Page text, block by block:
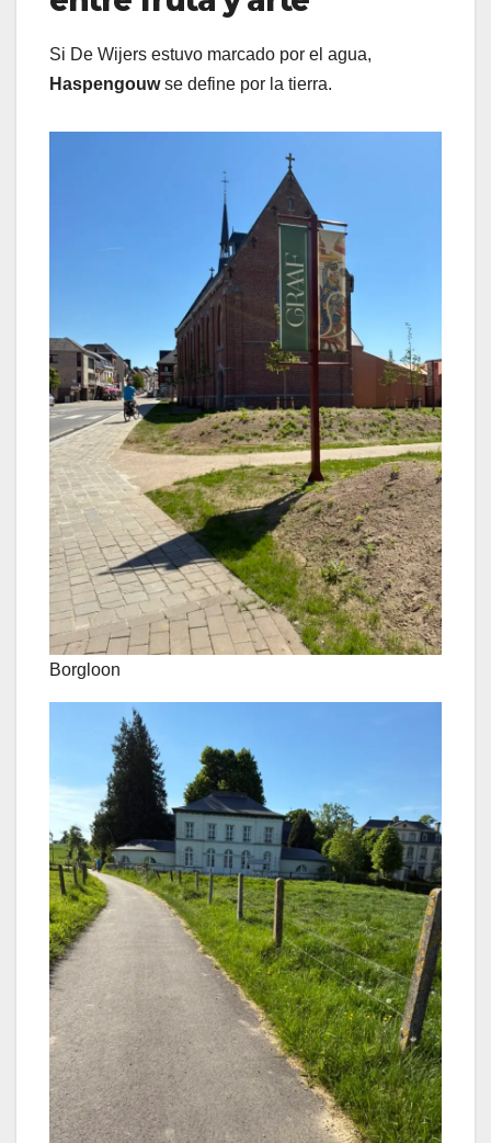
Si De Wijers estuvo marcado por el agua,
Haspengouwse define por la tierra.
Borgloon